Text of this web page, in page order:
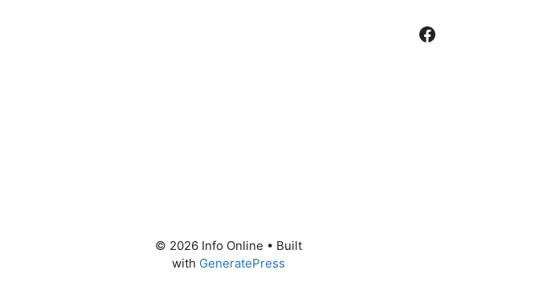
Facebook
© 2026 Info Online • Built
with GeneratePress